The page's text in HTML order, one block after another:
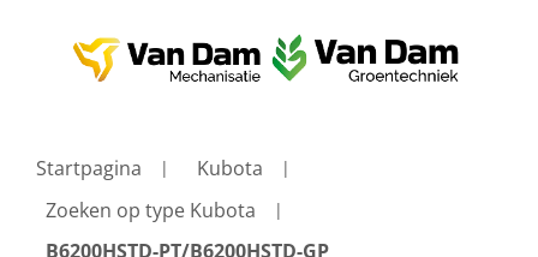
Startpagina
Kubota
Zoeken op type Kubota
B6200HSTD-PT/B6200HSTD-GP